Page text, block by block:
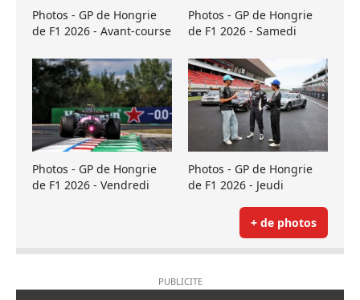
Photos - GP de Hongrie
de F1 2026 - Avant-course
Photos - GP de Hongrie
de F1 2026 - Samedi
Photos - GP de Hongrie
de F1 2026 - Vendredi
Photos - GP de Hongrie
de F1 2026 - Jeudi
+ de photos